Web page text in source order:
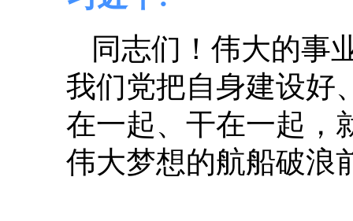
同志们！伟大的事
我们党把自身建设好
在一起、干在一起，
伟大梦想的航船破浪